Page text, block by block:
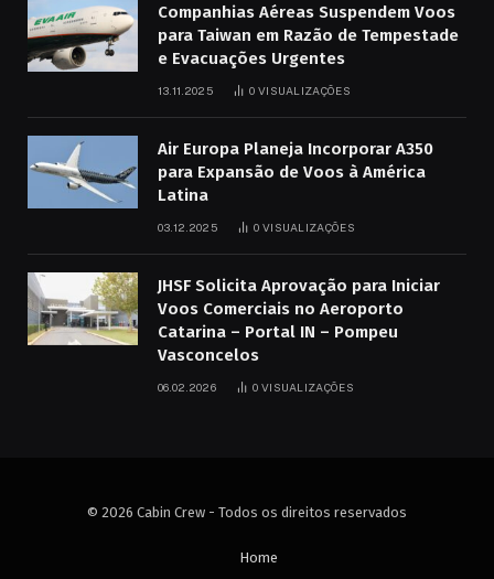
Companhias Aéreas Suspendem Voos
para Taiwan em Razão de Tempestade
e Evacuações Urgentes
13.11.2025 0 VISUALIZAÇÕES
Air Europa Planeja Incorporar A350
para Expansão de Voos à América
Latina
03.12.2025 0 VISUALIZAÇÕES
JHSF Solicita Aprovação para Iniciar
Voos Comerciais no Aeroporto
Catarina – Portal IN – Pompeu
Vasconcelos
06.02.2026 0 VISUALIZAÇÕES
© 2026 Cabin Crew - Todos os direitos reservados
Home